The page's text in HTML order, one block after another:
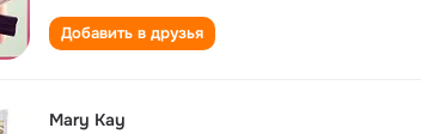
Добавить в друзья
Mary Kay